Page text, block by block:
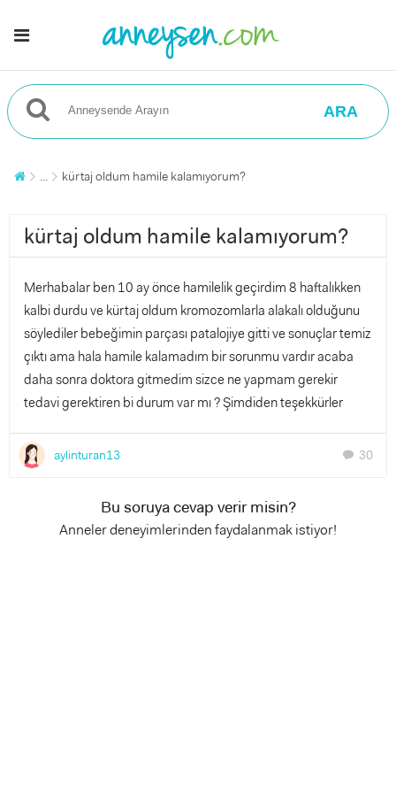
ARA
... kürtaj oldum hamile kalamıyorum?
kürtaj oldum hamile kalamıyorum?
Merhabalar ben 10 ay önce hamilelik geçirdim 8 haftalıkken
kalbi durdu ve kürtaj oldum kromozomlarla alakalı olduğunu
söylediler bebeğimin parçası patalojiye gitti ve sonuçlar temiz
çıktı ama hala hamile kalamadım bir sorunmu vardır acaba
daha sonra doktora gitmedim sizce ne yapmam gerekir
tedavi gerektiren bi durum var mı ? Şimdiden teşekkürler
aylinturan13 chat 30
Bu soruya cevap verir misin?
Anneler deneyimlerinden faydalanmak istiyor!